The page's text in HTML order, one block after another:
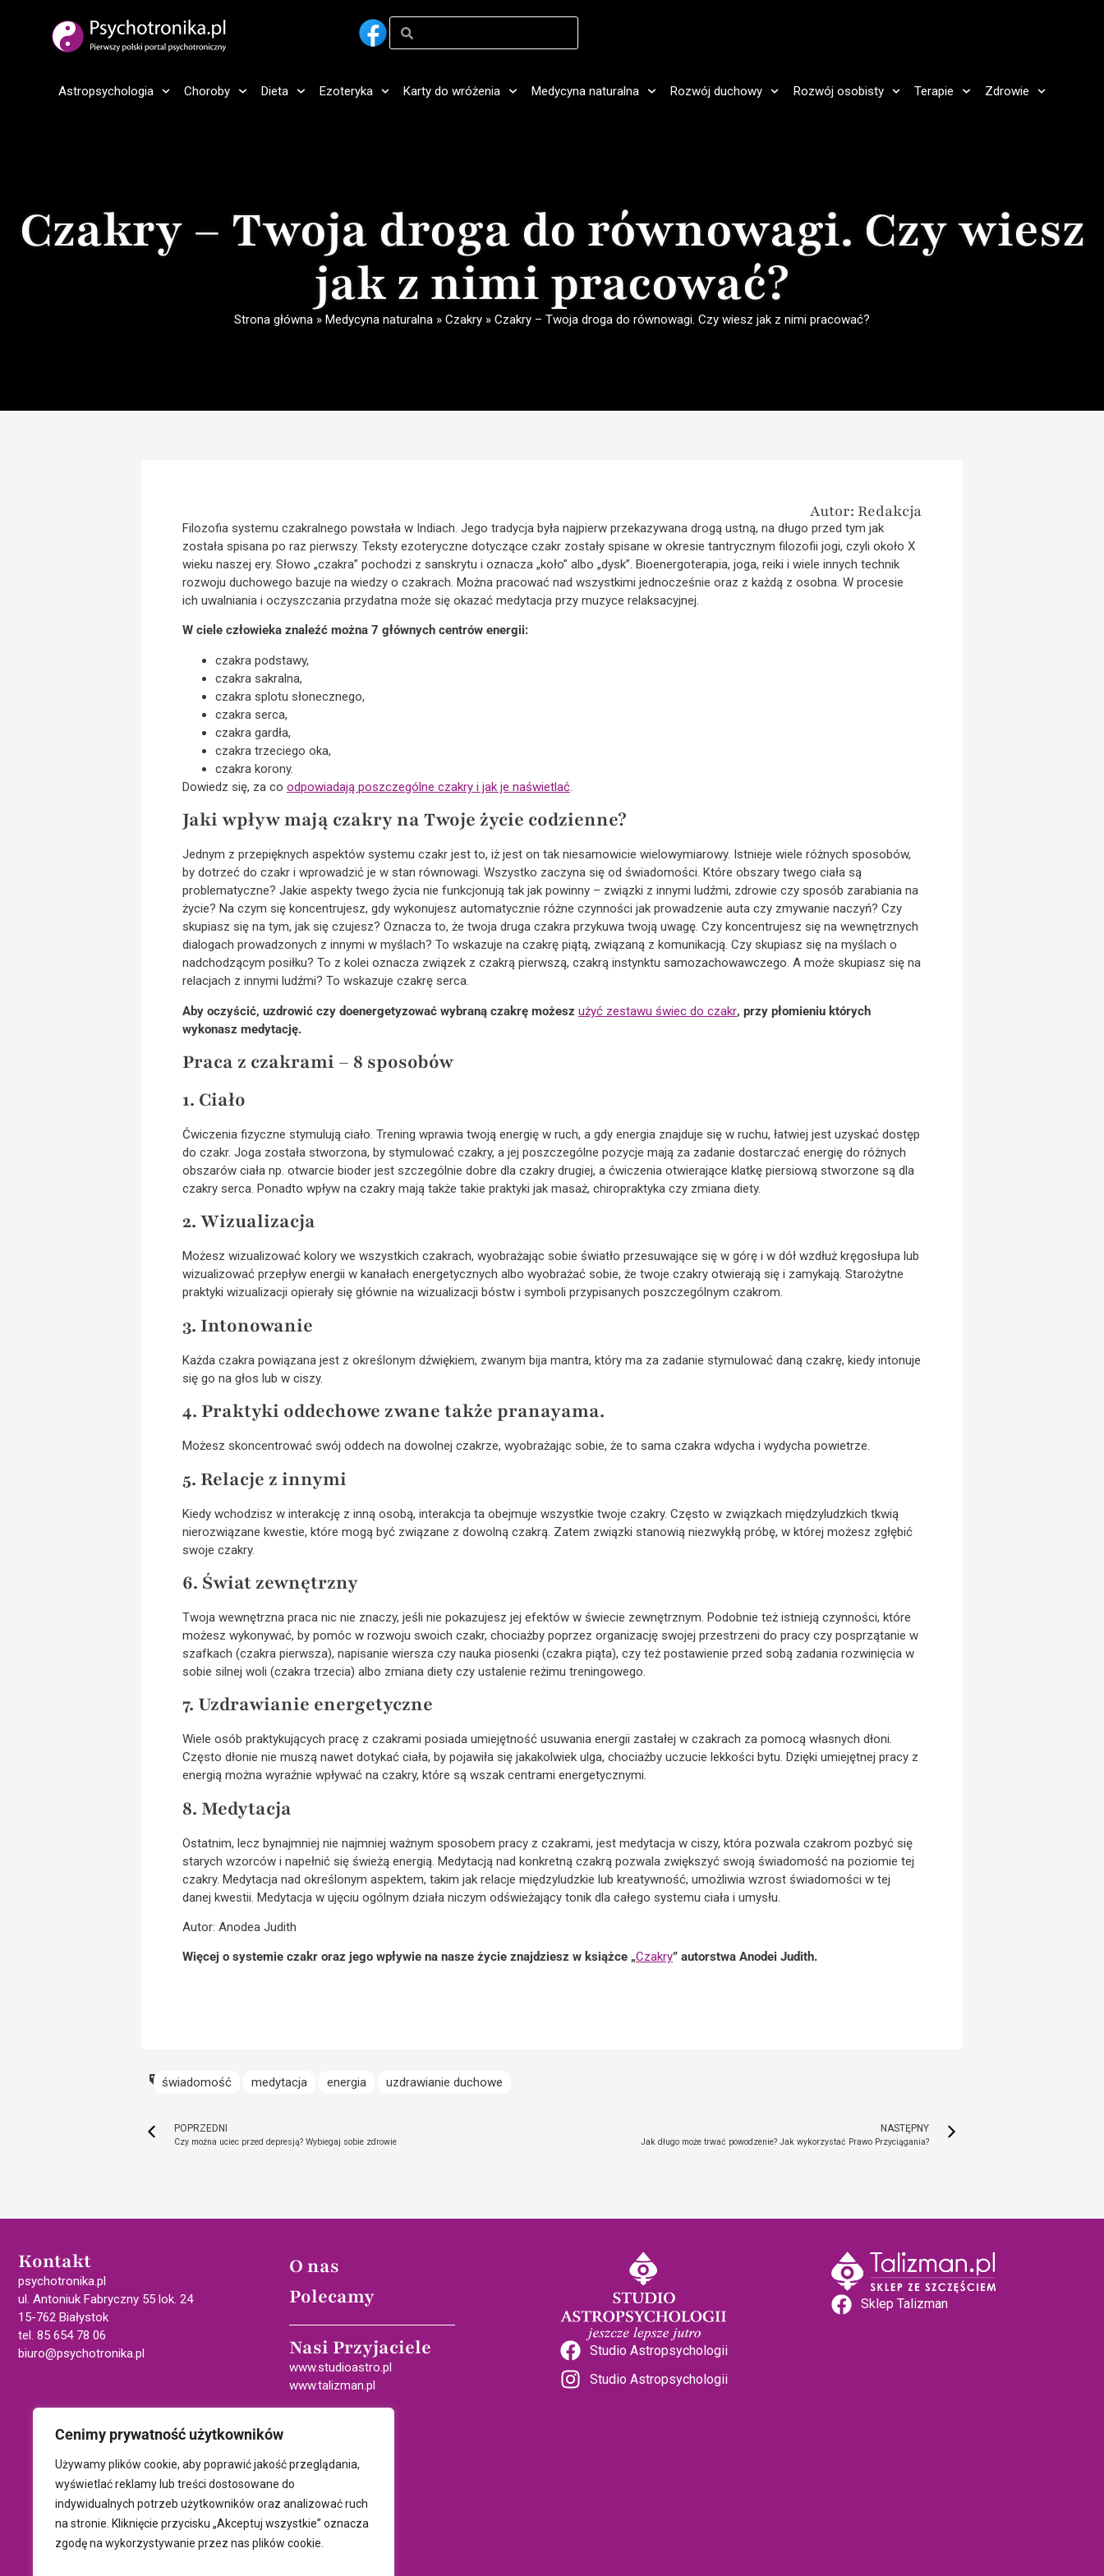
Cenimy prywatność użytkowników
Używamy plików cookie, aby poprawić jakość przeglądania,
wyświetlać reklamy lub treści dostosowane do
indywidualnych potrzeb użytkowników oraz analizować ruch
na stronie. Kliknięcie przycisku „Akceptuj wszystkie” oznacza
zgodę na wykorzystywanie przez nas plików cookie.
Astropsychologia Choroby Dieta Ezoteryka Karty do wróżenia Medycyna naturalna Rozwój duchowy Rozwój osobisty Terapie Zdrowie
Czakry – Twoja droga do równowagi. Czy wiesz
jak z nimi pracować?
Strona główna » Medycyna naturalna » Czakry » Czakry – Twoja droga do równowagi. Czy wiesz jak z nimi pracować?
Autor: Redakcja
Filozofia systemu czakralnego powstała w Indiach. Jego tradycja była najpierw przekazywana drogą ustną, na długo przed tym jak
została spisana po raz pierwszy. Teksty ezoteryczne dotyczące czakr zostały spisane w okresie tantrycznym filozofii jogi, czyli około X
wieku naszej ery. Słowo „czakra” pochodzi z sanskrytu i oznacza „koło” albo „dysk”. Bioenergoterapia, joga, reiki i wiele innych technik
rozwoju duchowego bazuje na wiedzy o czakrach. Można pracować nad wszystkimi jednocześnie oraz z każdą z osobna. W procesie
ich uwalniania i oczyszczania przydatna może się okazać medytacja przy muzyce relaksacyjnej.
W ciele człowieka znaleźć można 7 głównych centrów energii:
czakra podstawy,
czakra sakralna,
czakra splotu słonecznego,
czakra serca,
czakra gardła,
czakra trzeciego oka,
czakra korony.
Dowiedz się, za co odpowiadają poszczególne czakry i jak je naświetlać.
Jaki wpływ mają czakry na Twoje życie codzienne?
Jednym z przepięknych aspektów systemu czakr jest to, iż jest on tak niesamowicie wielowymiarowy. Istnieje wiele różnych sposobów,
by dotrzeć do czakr i wprowadzić je w stan równowagi. Wszystko zaczyna się od świadomości. Które obszary twego ciała są
problematyczne? Jakie aspekty twego życia nie funkcjonują tak jak powinny – związki z innymi ludźmi, zdrowie czy sposób zarabiania na
życie? Na czym się koncentrujesz, gdy wykonujesz automatycznie różne czynności jak prowadzenie auta czy zmywanie naczyń? Czy
skupiasz się na tym, jak się czujesz? Oznacza to, że twoja druga czakra przykuwa twoją uwagę. Czy koncentrujesz się na wewnętrznych
dialogach prowadzonych z innymi w myślach? To wskazuje na czakrę piątą, związaną z komunikacją. Czy skupiasz się na myślach o
nadchodzącym posiłku? To z kolei oznacza związek z czakrą pierwszą, czakrą instynktu samozachowawczego. A może skupiasz się na
relacjach z innymi ludźmi? To wskazuje czakrę serca.
Aby oczyścić, uzdrowić czy doenergetyzować wybraną czakrę możesz użyć zestawu świec do czakr, przy płomieniu których
wykonasz medytację.
Praca z czakrami – 8 sposobów
1. Ciało
Ćwiczenia fizyczne stymulują ciało. Trening wprawia twoją energię w ruch, a gdy energia znajduje się w ruchu, łatwiej jest uzyskać dostęp
do czakr. Joga została stworzona, by stymulować czakry, a jej poszczególne pozycje mają za zadanie dostarczać energię do różnych
obszarów ciała np. otwarcie bioder jest szczególnie dobre dla czakry drugiej, a ćwiczenia otwierające klatkę piersiową stworzone są dla
czakry serca. Ponadto wpływ na czakry mają także takie praktyki jak masaż, chiropraktyka czy zmiana diety.
2. Wizualizacja
Możesz wizualizować kolory we wszystkich czakrach, wyobrażając sobie światło przesuwające się w górę i w dół wzdłuż kręgosłupa lub
wizualizować przepływ energii w kanałach energetycznych albo wyobrażać sobie, że twoje czakry otwierają się i zamykają. Starożytne
praktyki wizualizacji opierały się głównie na wizualizacji bóstw i symboli przypisanych poszczególnym czakrom.
3. Intonowanie
Każda czakra powiązana jest z określonym dźwiękiem, zwanym bija mantra, który ma za zadanie stymulować daną czakrę, kiedy intonuje
się go na głos lub w ciszy.
4. Praktyki oddechowe zwane także pranayama.
Możesz skoncentrować swój oddech na dowolnej czakrze, wyobrażając sobie, że to sama czakra wdycha i wydycha powietrze.
5. Relacje z innymi
Kiedy wchodzisz w interakcję z inną osobą, interakcja ta obejmuje wszystkie twoje czakry. Często w związkach międzyludzkich tkwią
nierozwiązane kwestie, które mogą być związane z dowolną czakrą. Zatem związki stanowią niezwykłą próbę, w której możesz zgłębić
swoje czakry.
6. Świat zewnętrzny
Twoja wewnętrzna praca nic nie znaczy, jeśli nie pokazujesz jej efektów w świecie zewnętrznym. Podobnie też istnieją czynności, które
możesz wykonywać, by pomóc w rozwoju swoich czakr, chociażby poprzez organizację swojej przestrzeni do pracy czy posprzątanie w
szafkach (czakra pierwsza), napisanie wiersza czy nauka piosenki (czakra piąta), czy też postawienie przed sobą zadania rozwinięcia w
sobie silnej woli (czakra trzecia) albo zmiana diety czy ustalenie reżimu treningowego.
7. Uzdrawianie energetyczne
Wiele osób praktykujących pracę z czakrami posiada umiejętność usuwania energii zastałej w czakrach za pomocą własnych dłoni.
Często dłonie nie muszą nawet dotykać ciała, by pojawiła się jakakolwiek ulga, chociażby uczucie lekkości bytu. Dzięki umiejętnej pracy z
energią można wyraźnie wpływać na czakry, które są wszak centrami energetycznymi.
8. Medytacja
Ostatnim, lecz bynajmniej nie najmniej ważnym sposobem pracy z czakrami, jest medytacja w ciszy, która pozwala czakrom pozbyć się
starych wzorców i napełnić się świeżą energią. Medytacją nad konkretną czakrą pozwala zwiększyć swoją świadomość na poziomie tej
czakry. Medytacja nad określonym aspektem, takim jak relacje międzyludzkie lub kreatywność, umożliwia wzrost świadomości w tej
danej kwestii. Medytacja w ujęciu ogólnym działa niczym odświeżający tonik dla całego systemu ciała i umysłu.
Autor: Anodea Judith
Więcej o systemie czakr oraz jego wpływie na nasze życie znajdziesz w książce „Czakry” autorstwa Anodei Judith.
świadomość medytacja energia uzdrawianie duchowe
POPRZEDNI
Czy można uciec przed depresją? Wybiegaj sobie zdrowie
NASTĘPNY
Jak długo może trwać powodzenie? Jak wykorzystać Prawo Przyciągania?
Kontakt
psychotronika.pl
ul. Antoniuk Fabryczny 55 lok. 24
15-762 Białystok
tel. 85 654 78 06
biuro@psychotronika.pl
O nas
Polecamy
Nasi Przyjaciele
www.studioastro.pl
www.talizman.pl
Studio Astropsychologii
Studio Astropsychologii
Sklep Talizman